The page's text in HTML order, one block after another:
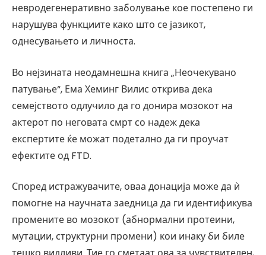
невродегенеративно заболување кое постепено ги
нарушува функциите како што се јазикот,
однесувањето и личноста.
Во нејзината неодамнешна книга „Неочекувано
патување“, Ема Хеминг Вилис открива дека
семејството одлучило да го донира мозокот на
актерот по неговата смрт со надеж дека
експертите ќе можат подетално да ги проучат
ефектите од FTD.
Според истражувачите, оваа донација може да ѝ
помогне на научната заедница да ги идентификува
промените во мозокот (абнормални протеини,
мутации, структурни промени) кои инаку би биле